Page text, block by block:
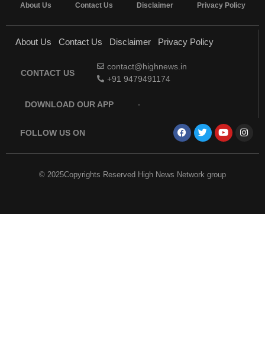
About Us Contact Us Disclaimer Privacy Policy
About Us Contact Us Disclaimer Privacy Policy
CONTACT US
contact@highnews.in
+91 9479491174
DOWNLOAD OUR APP
FOLLOW US ON
© 2025Copyrights Reserved High News Network group